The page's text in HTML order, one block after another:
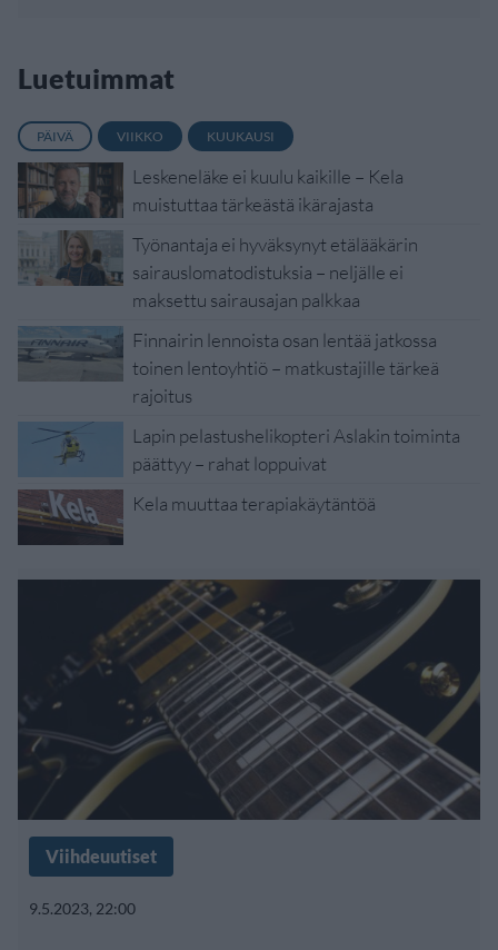
Luetuimmat
PÄIVÄ VIIKKO KUUKAUSI
Leskeneläke ei kuulu kaikille – Kela
muistuttaa tärkeästä ikärajasta
Työnantaja ei hyväksynyt etälääkärin
sairauslomatodistuksia – neljälle ei
maksettu sairausajan palkkaa
Finnairin lennoista osan lentää jatkossa
toinen lentoyhtiö – matkustajille tärkeä
rajoitus
Lapin pelastushelikopteri Aslakin toiminta
päättyy – rahat loppuivat
Kela muuttaa terapiakäytäntöä
Viihdeuutiset
9.5.2023, 22:00